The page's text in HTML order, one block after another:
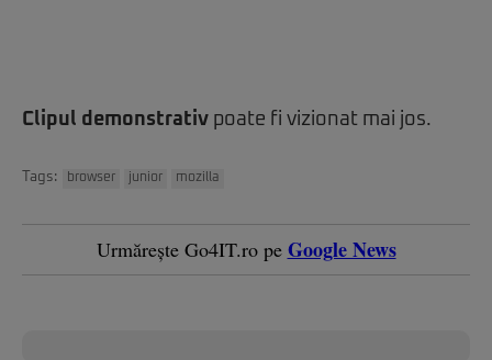
Clipul demonstrativ poate fi vizionat mai jos.
Tags: browser junior mozilla
Urmărește Go4IT.ro pe Google News